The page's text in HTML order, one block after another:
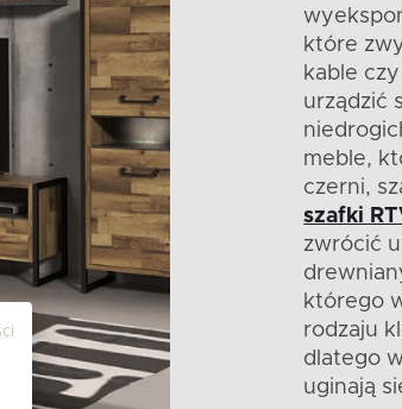
które
kable
urządzić
meble,
czerni,
szafki
zwrócić
którego
rodzaju
dlatego
uginają